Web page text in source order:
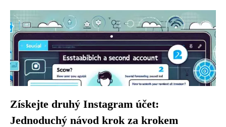
Získejte druhý Instagram účet:
Jednoduchý návod krok za krokem